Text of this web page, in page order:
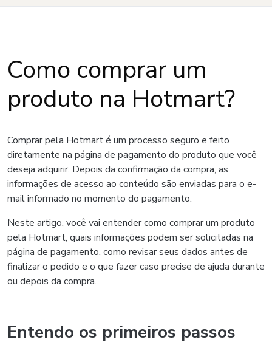
Como comprar um
produto na Hotmart?
Comprar pela Hotmart é um processo seguro e feito
diretamente na página de pagamento do produto que você
deseja adquirir. Depois da confirmação da compra, as
informações de acesso ao conteúdo são enviadas para o e-
mail informado no momento do pagamento.
Neste artigo, você vai entender como comprar um produto
pela Hotmart, quais informações podem ser solicitadas na
página de pagamento, como revisar seus dados antes de
finalizar o pedido e o que fazer caso precise de ajuda durante
ou depois da compra.
Entendo os primeiros passos